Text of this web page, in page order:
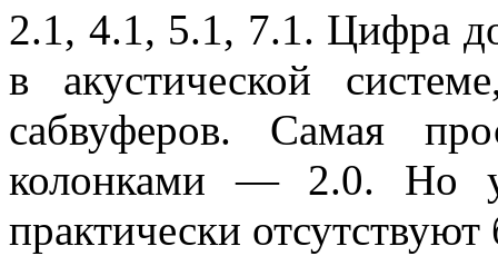
2.1, 4.1, 5.1, 7.1. Цифра
в акустической
сабвуферов. Самая
колонками — 2.0. Но у
практически отсутствуют